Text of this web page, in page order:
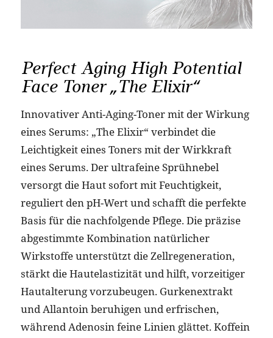
Perfect Aging High Potential
Face Toner „The Elixir“
Innovativer Anti-Aging-Toner mit der Wirkung
eines Serums: „The Elixir“ verbindet die
Leichtigkeit eines Toners mit der Wirkkraft
eines Serums. Der ultrafeine Sprühnebel
versorgt die Haut sofort mit Feuchtigkeit,
reguliert den pH-Wert und schafft die perfekte
Basis für die nachfolgende Pflege. Die präzise
abgestimmte Kombination natürlicher
Wirkstoffe unterstützt die Zellregeneration,
stärkt die Hautelastizität und hilft, vorzeitiger
Hautalterung vorzubeugen. Gurkenextrakt
und Allantoin beruhigen und erfrischen,
während Adenosin feine Linien glättet. Koffein